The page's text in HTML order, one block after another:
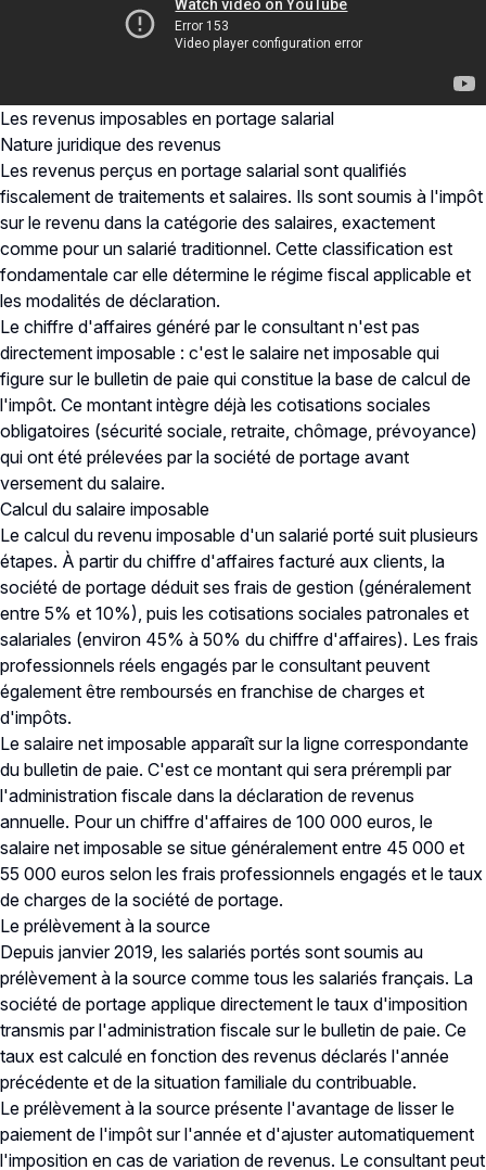
Les revenus imposables en portage salarial
Nature juridique des revenus
Les revenus perçus en portage salarial sont qualifiés
fiscalement de traitements et salaires. Ils sont soumis à l'impôt
sur le revenu dans la catégorie des salaires, exactement
comme pour un salarié traditionnel. Cette classification est
fondamentale car elle détermine le régime fiscal applicable et
les modalités de déclaration.
Le chiffre d'affaires généré par le consultant n'est pas
directement imposable : c'est le salaire net imposable qui
figure sur le bulletin de paie qui constitue la base de calcul de
l'impôt. Ce montant intègre déjà les cotisations sociales
obligatoires (sécurité sociale, retraite, chômage, prévoyance)
qui ont été prélevées par la société de portage avant
versement du salaire.
Calcul du salaire imposable
Le calcul du revenu imposable d'un salarié porté suit plusieurs
étapes. À partir du chiffre d'affaires facturé aux clients, la
société de portage déduit ses frais de gestion (généralement
entre 5% et 10%), puis les cotisations sociales patronales et
salariales (environ 45% à 50% du chiffre d'affaires). Les frais
professionnels réels engagés par le consultant peuvent
également être remboursés en franchise de charges et
d'impôts.
Le salaire net imposable apparaît sur la ligne correspondante
du bulletin de paie. C'est ce montant qui sera prérempli par
l'administration fiscale dans la déclaration de revenus
annuelle. Pour un chiffre d'affaires de 100 000 euros, le
salaire net imposable se situe généralement entre 45 000 et
55 000 euros selon les frais professionnels engagés et le taux
de charges de la société de portage.
Le prélèvement à la source
Depuis janvier 2019, les salariés portés sont soumis au
prélèvement à la source comme tous les salariés français. La
société de portage applique directement le taux d'imposition
transmis par l'administration fiscale sur le bulletin de paie. Ce
taux est calculé en fonction des revenus déclarés l'année
précédente et de la situation familiale du contribuable.
Le prélèvement à la source présente l'avantage de lisser le
paiement de l'impôt sur l'année et d'ajuster automatiquement
l'imposition en cas de variation de revenus. Le consultant peut